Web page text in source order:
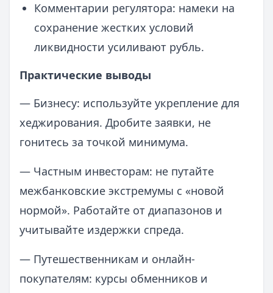
Комментарии регулятора: намеки на
сохранение жестких условий
ликвидности усиливают рубль.
Практические выводы
— Бизнесу: используйте укрепление для
хеджирования. Дробите заявки, не
гонитесь за точкой минимума.
— Частным инвесторам: не путайте
межбанковские экстремумы с «новой
нормой». Работайте от диапазонов и
учитывайте издержки спреда.
— Путешественникам и онлайн-
покупателям: курсы обменников и